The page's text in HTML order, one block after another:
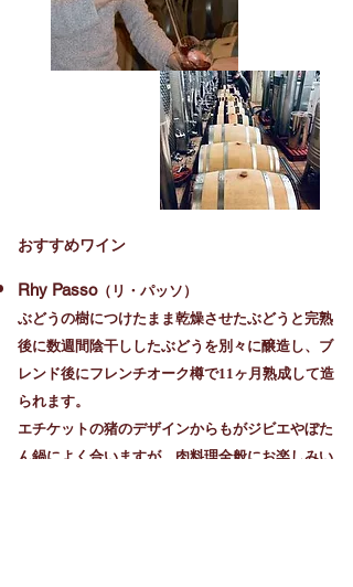
おすすめワイン
Rhy Passo（リ・パッソ）
ぶどうの樹につけたまま乾燥させたぶどうと完熟
後に数週間陰干ししたぶどうを別々に醸造し、ブ
レンド後にフレンチオーク樽で11ヶ月熟成して造
られます。
エチケットの猪のデザインからもがジビエやぼた
ん鍋によく合いますが、肉料理全般にお楽しみい